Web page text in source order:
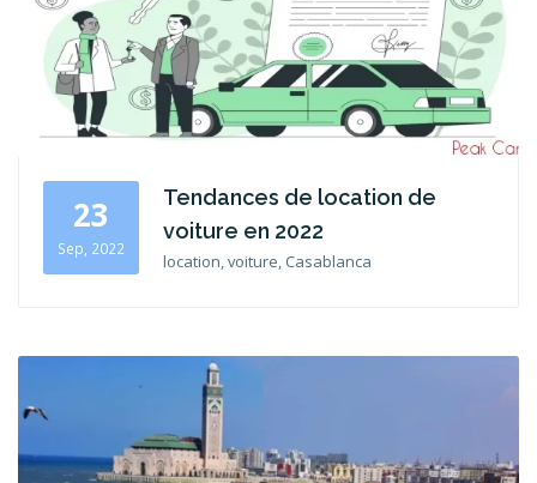
23
Sep, 2022
Tendances de location de
voiture en 2022
location, voiture, Casablanca